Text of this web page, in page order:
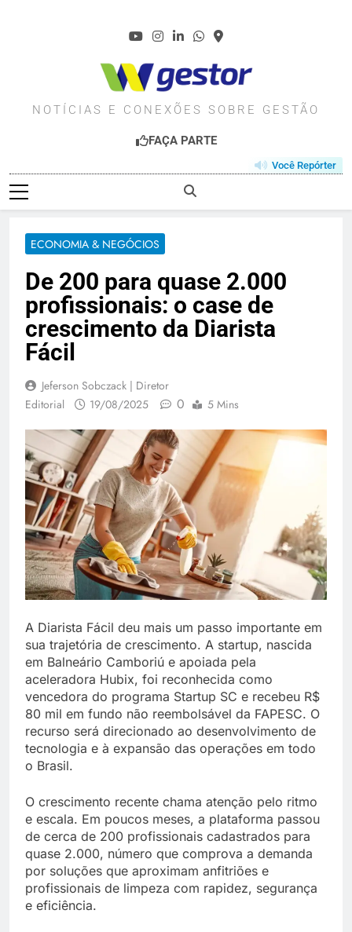
WGESTOR.COM.BR
NOTÍCIAS E CONEXÕES SOBRE GESTÃO
FAÇA PARTE
Você Repórter
ECONOMIA & NEGÓCIOS
De 200 para quase 2.000
profissionais: o case de
crescimento da Diarista
Fácil
Jeferson Sobczack | Diretor
Editorial
19/08/2025 0 5 Mins
A Diarista Fácil deu mais um passo importante em
sua trajetória de crescimento. A startup, nascida
em Balneário Camboriú e apoiada pela
aceleradora Hubix, foi reconhecida como
vencedora do programa Startup SC e recebeu R$
80 mil em fundo não reembolsável da FAPESC. O
recurso será direcionado ao desenvolvimento de
tecnologia e à expansão das operações em todo
o Brasil.
O crescimento recente chama atenção pelo ritmo
e escala. Em poucos meses, a plataforma passou
de cerca de 200 profissionais cadastrados para
quase 2.000, número que comprova a demanda
por soluções que aproximam anfitriões e
profissionais de limpeza com rapidez, segurança
e eficiência.